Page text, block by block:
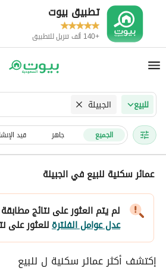
تطبيق بيوت
+140 ألف تنزيل للتطبيق
للبيع الجبيلة
الجميع جاهز قيد
عمائر سكنية للبيع في الجبيلة
لم يتم العثور على نتائج
عدل عوامل الفلترةللعثور على
إكتشف أكثر عمائر سكنية ل للبيع